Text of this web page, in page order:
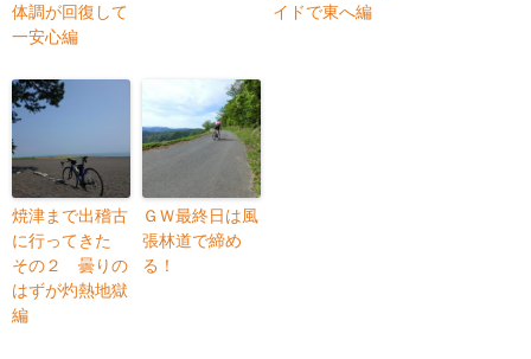
体調が回復して
一安心編
イドで東へ編
焼津まで出稽古
に行ってきた
その２ 曇りの
はずが灼熱地獄
編
ＧＷ最終日は風
張林道で締め
る！